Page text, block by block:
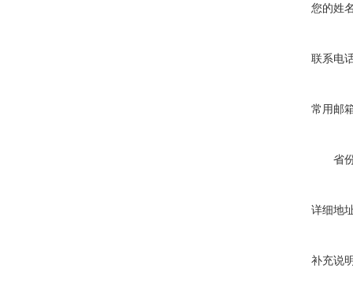
您的姓
联系电
常用邮
省
详细地
补充说